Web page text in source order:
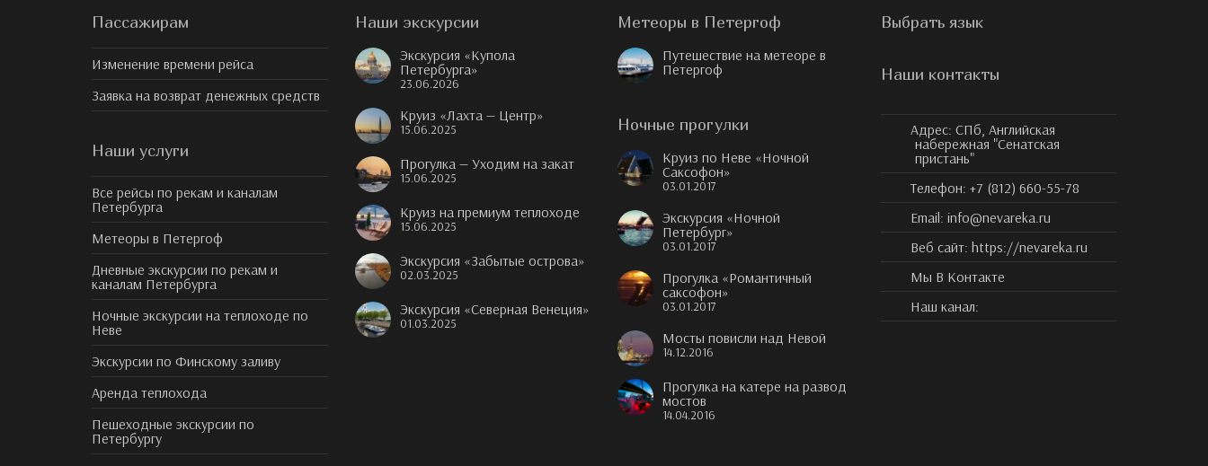
Пассажирам
Изменение времени рейса
Заявка на возврат денежных средств
Наши услуги
Все рейсы по рекам и каналам
Петербурга
Метеоры в Петергоф
Дневные экскурсии по рекам и
каналам Петербурга
Ночные экскурсии на теплоходе по
Неве
Экскурсии по Финскому заливу
Аренда теплохода
Пешеходные экскурсии по
Петербургу
Наши экскурсии
Экскурсия «Купола
Петербурга»
23.06.2026
Круиз «Лахта — Центр»
15.06.2025
Прогулка — Уходим на закат
15.06.2025
Круиз на премиум теплоходе
15.06.2025
Экскурсия «Забытые острова»
02.03.2025
Экскурсия «Северная Венеция»
01.03.2025
Метеоры в Петергоф
Путешествие на метеоре в
Петергоф
Ночные прогулки
Круиз по Неве «Ночной
Саксофон»
03.01.2017
Экскурсия «Ночной
Петербург»
03.01.2017
Прогулка «Романтичный
саксофон»
03.01.2017
Мосты повисли над Невой
14.12.2016
Прогулка на катере на развод
мостов
14.04.2016
Выбрать язык
Наши контакты
Адрес:СПб, Английская
набережная "Сенатская
пристань"
Телефон:+7 (812) 660-55-78
Email:info@nevareka.ru
Веб сайт:https://nevareka.ru
Мы В Контакте
Наш канал: